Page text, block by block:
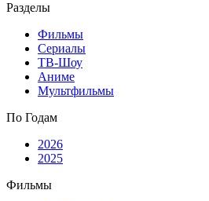
Разделы
Фильмы
Сериалы
ТВ-Шоу
Аниме
Мультфильмы
По Годам
2026
2025
Фильмы